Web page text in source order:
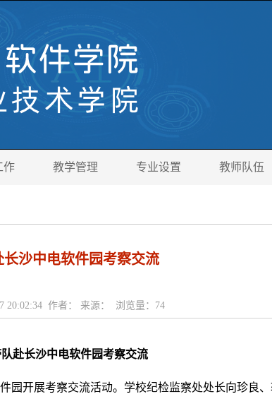
作 教学管理 专业设置 教师队伍
长沙中电软件园考察交流
20:02:34 作者： 来源： 浏览量： 74
队赴长沙中电软件园考察交流
园开展考察交流活动。学校纪检监察处处长向珍良